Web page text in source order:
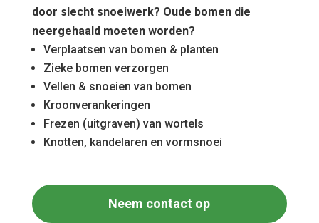
door slecht snoeiwerk? Oude bomen die
neergehaald moeten worden?
Verplaatsen van bomen & planten
Zieke bomen verzorgen
Vellen & snoeien van bomen
Kroonverankeringen
Frezen (uitgraven) van wortels
Knotten, kandelaren en vormsnoei
Neem contact op